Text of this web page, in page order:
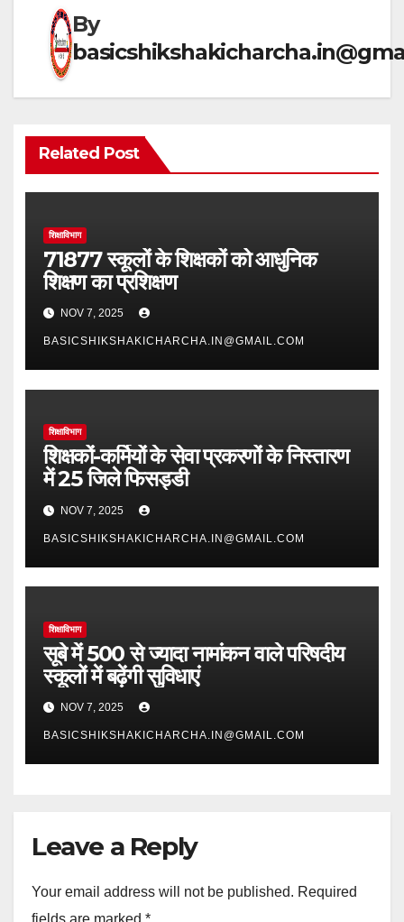
p
k
By
Related Post
शिक्षाविभाग
71877 स्कूलों के शिक्षकों को आधुनिक
शिक्षण का प्रशिक्षण
NOV 7, 2025
BASICSHIKSHAKICHARCHA.IN@GMAIL.COM
शिक्षाविभाग
शिक्षकों-कर्मियों के सेवा प्रकरणों के निस्तारण
में 25 जिले फिसड्डी
NOV 7, 2025
BASICSHIKSHAKICHARCHA.IN@GMAIL.COM
शिक्षाविभाग
सूबे में 500 से ज्यादा नामांकन वाले परिषदीय
स्कूलों में बढ़ेंगी सुविधाएं
NOV 7, 2025
BASICSHIKSHAKICHARCHA.IN@GMAIL.COM
Leave a Reply
Your email address will not be published. Required